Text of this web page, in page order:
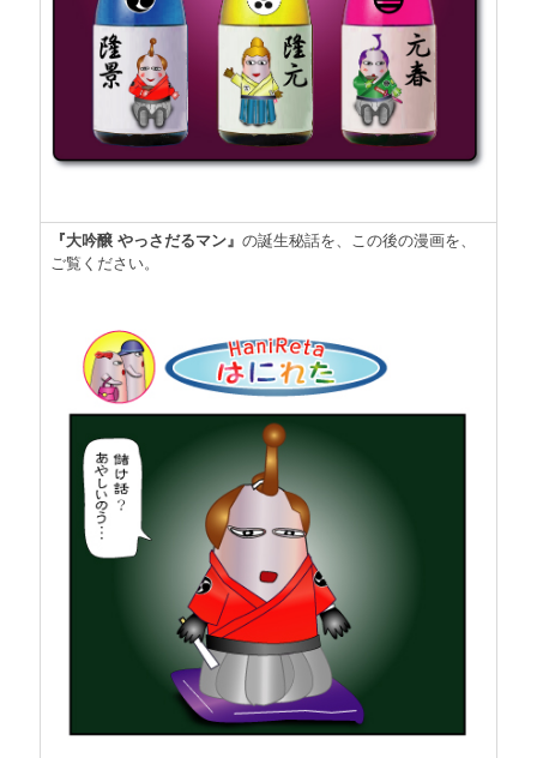
『大吟醸 やっさだるマン』 の誕生秘話を、この後の漫画を、
ご覧ください。